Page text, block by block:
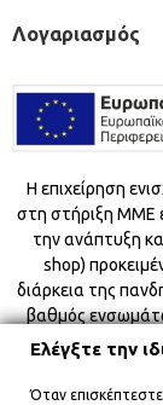
Λογαριασμός
Η επιχείρηση
στη στήριξη ΜΜΕ
την ανάπτυξη
shop)
διάρκεια της
βαθμός
ψηδιακός
Ελέγξτε την
Όταν